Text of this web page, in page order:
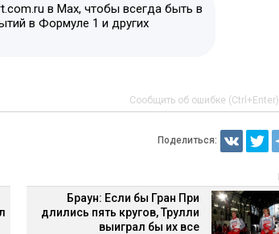
в Max, чтобы всегда быть в
в Формуле 1 и других
Сообщить об ошибке (Ctrl+Enter)
Поделиться:
Браун: Если бы Гран При
длились пять кругов, Трулли
выиграл бы их все